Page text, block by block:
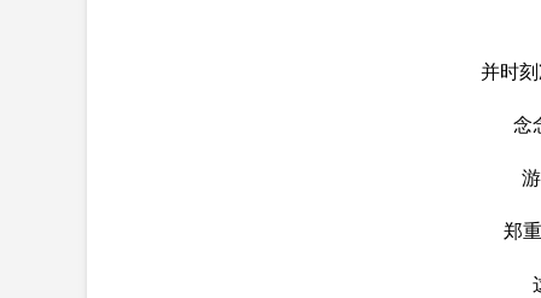
并时
念
郑